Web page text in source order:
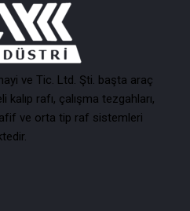
ve Tic. Ltd. Şti. başta araç
kalıp rafı, çalışma tezgahları,
ve orta tip raf sistemleri